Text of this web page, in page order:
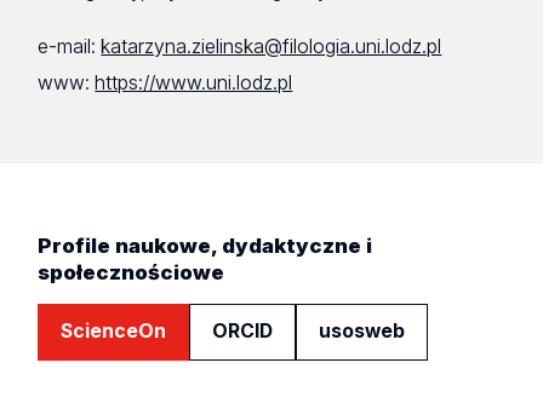
e-mail: katarzyna.zielinska@filologia.uni.lodz.pl
www:https://www.uni.lodz.pl
Profile naukowe, dydaktyczne i
społecznościowe
ScienceOn ORCID usosweb